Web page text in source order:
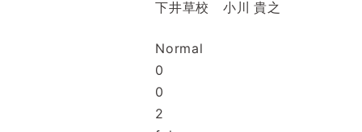
下井草校 小川 貴之
Normal
0
0
2